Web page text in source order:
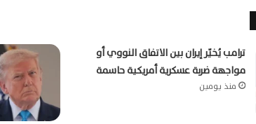
ترامب يُخيّر إيران بين الاتفاق النووي أو
مواجهة ضربة عسكرية أمريكية حاسمة
منذ يومين